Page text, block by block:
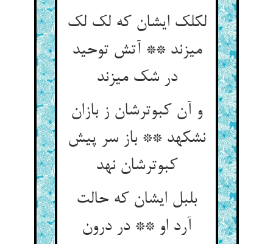
لکلک ایشان که لک لک
می‏زند ** آتش توحید
در شک می‏زند
و آن کبوترشان ز بازان
نشکهد ** باز سر پیش
کبوترشان نهد
بلبل ایشان که حالت
آرد او ** در درون